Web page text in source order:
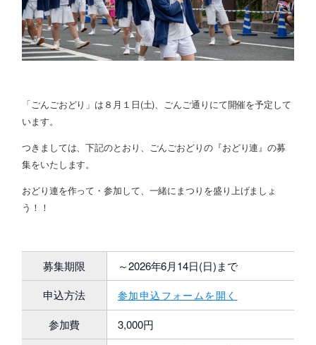
「ごんごおどり」は８月１日(土)、ごんご通りにて開催を予定して
います。
つきましては、下記のとおり、ごんごおどりの『おどり連』の募
集をいたします。
おどり連を作って・参加して、一緒にまつりを盛り上げましょ
う！！
募集期限
～2026年6月14日(日)まで
申込方法
参加申込フォームを開く
参加費 3,000円